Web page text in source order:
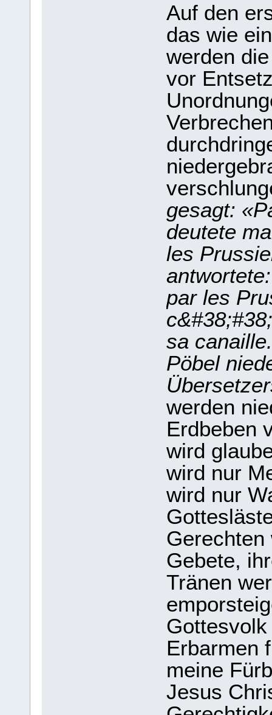
Auf den
das wie
werden
vor
gesagt:
deutete
les
par les
sa
Pöbel
werden
Erdbeben
wird
wird nur
wird nur
Gerechten
Gebete,
Tränen
Erbarmen
meine
Jesus